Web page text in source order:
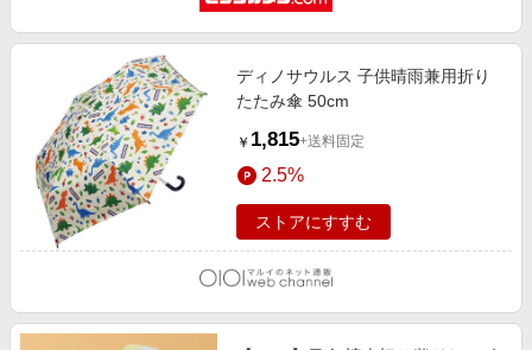
ディノサウルス 子供晴雨兼用折り
たたみ傘 50cm
￥ 1,815+送料固定
2.5%
ストアにすすむ